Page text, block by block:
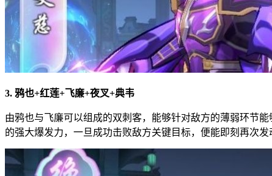
3. 鸦也+红莲+飞廉+夜叉+典韦
由鸦也与飞廉可以组成的双刺客，能够针对敌方的薄弱环节
的强大爆发力，一旦成功击败敌方关键目标，便能即刻再次